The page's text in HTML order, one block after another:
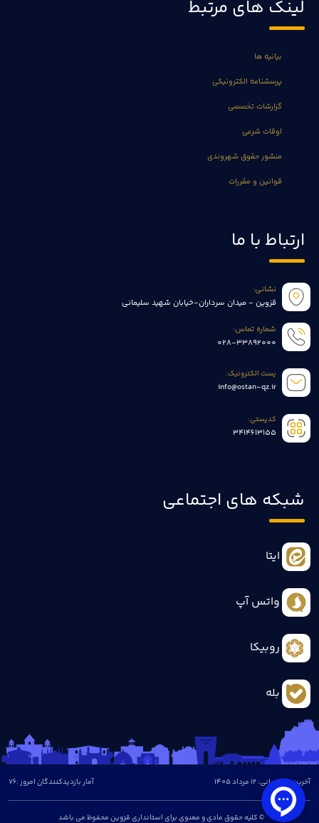
لینک های مرتبط
بیانیه ها
پرسشنامه الکترونیکی
گزارشات تخصصی
اوقات شرعی
منشور حقوق شهروندی
قوانین و مقررات
ارتباط با ما
نشانی:
قزوین - میدان سرداران-خیابان شهید سلیمانی
شماره تماس:
028-33892000
پست الکترونیک:
info@ostan-qz.ir
کدپستی:
3414613155
شبکه های اجتماعی
ایتا
واتس آپ
روبیکا
بله
آخرین بروزرسانی: 12 مرداد 1405
© کلیه حقوق مادی و معنوی برای استانداری قزوین محفوظ می باشد
آمار بازدیدکنندگان امروز :76